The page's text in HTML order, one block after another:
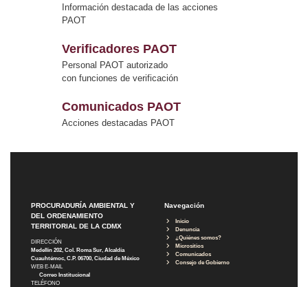
Información destacada de las acciones
PAOT
Verificadores PAOT
Personal PAOT autorizado
con funciones de verificación
Comunicados PAOT
Acciones destacadas PAOT
PROCURADURÍA AMBIENTAL Y
DEL ORDENAMIENTO
TERRITORIAL DE LA CDMX
DIRECCIÓN
Medellín 202, Col. Roma Sur, Alcaldía
Cuauhtémoc, C.P. 06700, Ciudad de México
WEB E-MAIL
Correo Institucional
TELÉFONO
Navegación
Inicio
Denuncia
¿Quiénes somos?
Micrositios
Comunicados
Consejo de Gobierno